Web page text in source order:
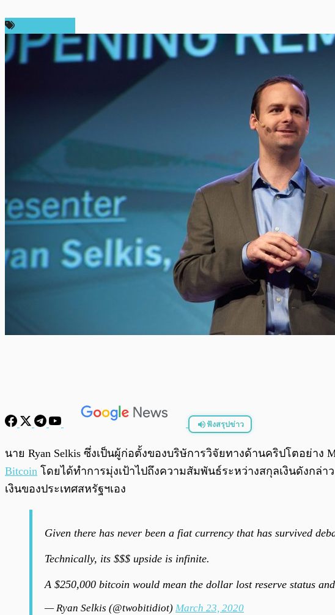
ฟังสรุปข่าว
พร้อมเล่น
นาย Ryan Selkis ซึ่งเป็นผู้ก่อตั้งของบริษัการวิจัยทางด้านคริปโตอย่า
Bitcoin โดยได้ทำการมุ่งเป้าไปถึงความสัมพันธ์ระหว่างสกุลเงินดังกล่
เงินของประเทศสหรัฐฯเอง
Given there has never been a fiat currency that has survived
Technically, its $$$ upside is infinite.
A $250,000 bitcoin would mean the dollar lost reserve status
— Ryan Selkis (@twobitidiot) March 23, 2020